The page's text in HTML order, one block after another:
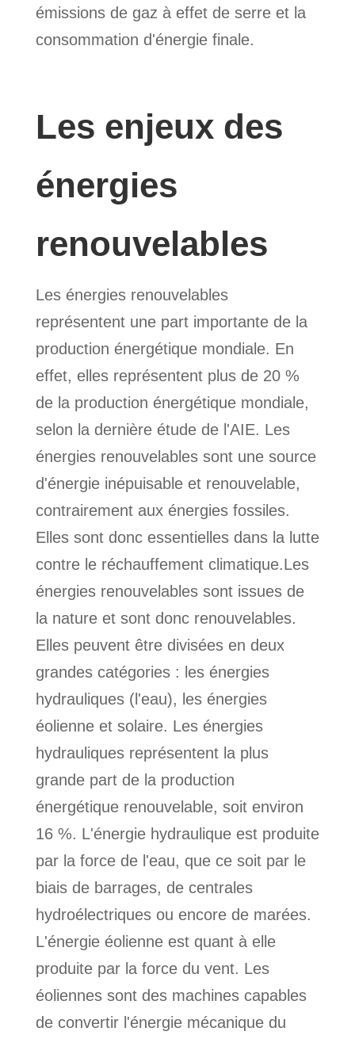
émissions de gaz à effet de serre et la
consommation d'énergie finale.
Les enjeux des
énergies
renouvelables
Les énergies renouvelables
représentent une part importante de la
production énergétique mondiale. En
effet, elles représentent plus de 20 %
de la production énergétique mondiale,
selon la dernière étude de l'AIE. Les
énergies renouvelables sont une source
d'énergie inépuisable et renouvelable,
contrairement aux énergies fossiles.
Elles sont donc essentielles dans la lutte
contre le réchauffement climatique.Les
énergies renouvelables sont issues de
la nature et sont donc renouvelables.
Elles peuvent être divisées en deux
grandes catégories : les énergies
hydrauliques (l'eau), les énergies
éolienne et solaire. Les énergies
hydrauliques représentent la plus
grande part de la production
énergétique renouvelable, soit environ
16 %. L'énergie hydraulique est produite
par la force de l'eau, que ce soit par le
biais de barrages, de centrales
hydroélectriques ou encore de marées.
L'énergie éolienne est quant à elle
produite par la force du vent. Les
éoliennes sont des machines capables
de convertir l'énergie mécanique du